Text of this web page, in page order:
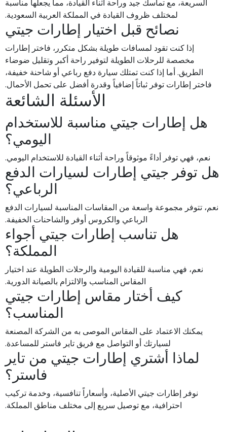
السريعة، مع تماسك جيد وراحة أثناء القيادة، مما يجعلها مناسبة
لمختلف ظروف القيادة في المملكة العربية السعودية.
نصائح قبل اختيار إطارات جيتي
إذا كنت تقود لمسافات طويلة بشكل متكرر، فاختر إطارات
مخصصة للرحلات الطويلة لتوفير راحة أكبر وتقليل ضوضاء
الطريق. أما إذا كنت تمتلك سيارة دفع رباعي أو شاحنة خفيفة،
فاختر إطارات توفر ثباتاً إضافياً وقدرة أفضل على تحمل الأحمال.
الأسئلة الشائعة
هل إطارات جيتي مناسبة للاستخدام
اليومي؟
نعم، فهي توفر أداءً موثوقاً وراحة أثناء القيادة للاستخدام اليومي.
هل توفر جيتي إطارات لسيارات الدفع
الرباعي؟
نعم، تتوفر مجموعة واسعة من المقاسات المناسبة لسيارات الدفع
الرباعي والكروس أوفر والشاحنات الخفيفة.
هل تناسب إطارات جيتي أجواء
المملكة؟
نعم، فهي مناسبة للقيادة اليومية والرحلات الطويلة عند اختيار
المقاس المناسب والالتزام بالصيانة الدورية.
كيف أختار مقاس إطارات جيتي
المناسب؟
يمكنك الاعتماد على المقاس الموصى به من الشركة المصنعة
لسيارتك أو التواصل مع فريق تاير فاستر للمساعدة.
لماذا أشتري إطارات جيتي من تاير
فاستر؟
نوفر إطارات جيتي الأصلية، وأسعاراً تنافسية، وخدمة تركيب
احترافية، مع توصيل سريع إلى مختلف مناطق المملكة.